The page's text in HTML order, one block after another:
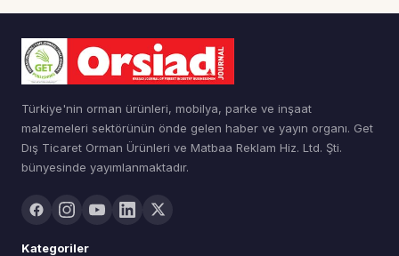
Türkiye'nin orman ürünleri, mobilya, parke ve inşaat
malzemeleri sektörünün önde gelen haber ve yayın organı. Get
Dış Ticaret Orman Ürünleri ve Matbaa Reklam Hiz. Ltd. Şti.
bünyesinde yayımlanmaktadır.
Kategoriler